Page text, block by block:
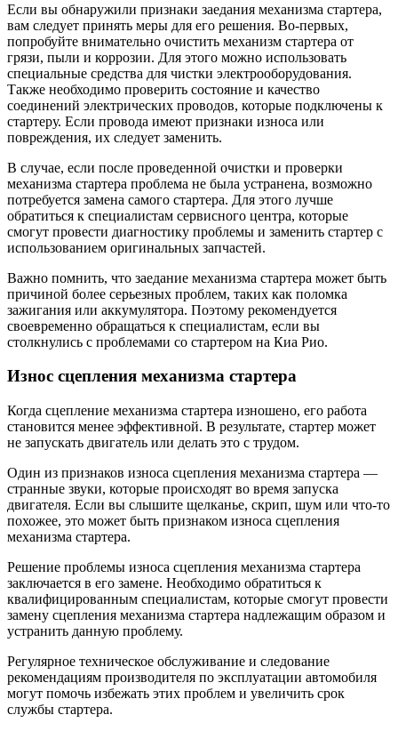
Если вы обнаружили признаки заедания механизма стартера,
вам следует принять меры для его решения. Во-первых,
попробуйте внимательно очистить механизм стартера от
грязи, пыли и коррозии. Для этого можно использовать
специальные средства для чистки электрооборудования.
Также необходимо проверить состояние и качество
соединений электрических проводов, которые подключены к
стартеру. Если провода имеют признаки износа или
повреждения, их следует заменить.
В случае, если после проведенной очистки и проверки
механизма стартера проблема не была устранена, возможно
потребуется замена самого стартера. Для этого лучше
обратиться к специалистам сервисного центра, которые
смогут провести диагностику проблемы и заменить стартер с
использованием оригинальных запчастей.
Важно помнить, что заедание механизма стартера может быть
причиной более серьезных проблем, таких как поломка
зажигания или аккумулятора. Поэтому рекомендуется
своевременно обращаться к специалистам, если вы
столкнулись с проблемами со стартером на Киа Рио.
Износ сцепления механизма стартера
Когда сцепление механизма стартера изношено, его работа
становится менее эффективной. В результате, стартер может
не запускать двигатель или делать это с трудом.
Один из признаков износа сцепления механизма стартера —
странные звуки, которые происходят во время запуска
двигателя. Если вы слышите щелканье, скрип, шум или что-то
похожее, это может быть признаком износа сцепления
механизма стартера.
Решение проблемы износа сцепления механизма стартера
заключается в его замене. Необходимо обратиться к
квалифицированным специалистам, которые смогут провести
замену сцепления механизма стартера надлежащим образом и
устранить данную проблему.
Регулярное техническое обслуживание и следование
рекомендациям производителя по эксплуатации автомобиля
могут помочь избежать этих проблем и увеличить срок
службы стартера.